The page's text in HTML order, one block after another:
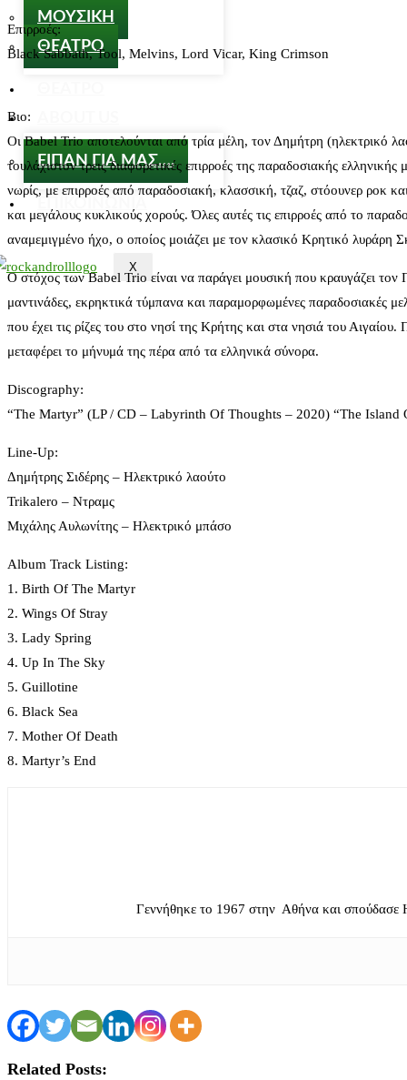
ΜΟΥΣΙΚΗ
ΘΕΑΤΡΟ
ΕΙΠΑΝ ΓΙΑ ΜΑΣ….
X
Επιρροές:
Black Sabbath, Tool, Melvins, Lord Vicar, King Crimson
Βιο:
Οι Babel Trio αποτελούνται από τρία μέλη, τον Δημήτρη (ηλεκτρικό
τουλάχιστον τρεις διαφορετικές επιρροές της παραδοσιακής
νωρίς, με επιρροές από παραδοσιακή, κλασσική, τζαζ, στόουνερ ροκ
και μεγάλους κυκλικούς χορούς. Όλες αυτές τις επιρροές από το
αναμεμιγμένο ήχο, ο οποίος μοιάζει με τον κλασικό Κρητικό λυράρη
Ο στόχος των Babel Trio είναι να παράγει μουσική που κραυγάζει
μαντινάδες, εκρηκτικά τύμπανα και παραμορφωμένες παραδοσιακές
που έχει τις ρίζες του στο νησί της Κρήτης και στα νησιά του
μεταφέρει το μήνυμά της πέρα από τα ελληνικά σύνορα.
Discography:
“The Martyr” (LP / CD – Labyrinth Of Thoughts – 2020) “The
Line-Up:
Δημήτρης Σιδέρης – Ηλεκτρικό λαούτο
Trikalero – Ντραμς
Μιχάλης Αυλωνίτης – Ηλεκτρικό μπάσο
Αlbum Track Listing:
1. Birth Of The Martyr
2. Wings Of Stray
3. Lady Spring
4. Up In The Sky
5. Guillotine
6. Black Sea
7. Mother Of Death
8. Martyr’s End
Γεννήθηκε το 1967 στην Αθήνα και σπούδασε
Related Posts: